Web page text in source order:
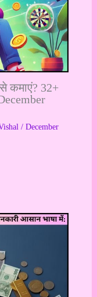
कमाएं? 32+
/ December